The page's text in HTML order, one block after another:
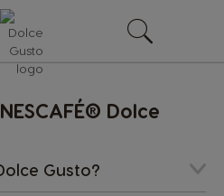
Dolce
Gusto?